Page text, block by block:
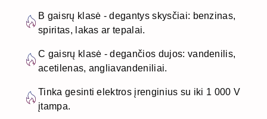
B gaisrų klasė - degantys skysčiai: benzinas,
spiritas, lakas ar tepalai.
C gaisrų klasė - degančios dujos: vandenilis,
acetilenas, angliavandeniliai.
Tinka gesinti elektros įrenginius su iki 1 000 V
įtampa.